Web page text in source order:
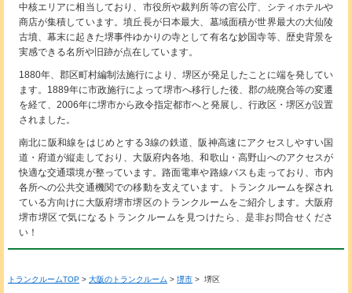
中核エリアに相当しており、市役所や裁判所等の官公庁、シティホテルや
商店が集積しています。墳丘長が日本最大、墓域面積が世界最大の大仙陵
古墳、幕末に起きた堺事件ゆかりの寺として有名な妙国寺等、歴史背景を
実感できる名所や旧跡が点在しています。
1880年、郡区町村編制法施行により、堺区が発足したことに端を発してい
ます。1889年に市政施行によって堺市へ移行した後、郡の統廃合等の変遷
を経て、2006年に堺市から政令指定都市へと発展し、行政区・堺区が設置
されました。
南北に阪和線をはじめとする3線の鉄道、阪神高速にアクセスしやすい国
道・府道が縦走しており、大阪府内各地、和歌山・高野山へのアクセスが
快適な交通環境が整っています。路面電車や路線バスも走っており、市内
各所への公共交通機関での移動を支えています。トランクルームを探され
ている方向けに大阪府堺市堺区のトランクルームをご紹介します。大阪府
堺市堺区で気になるトランクルームを見つけたら、是非お問合せくださ
い！
トランクルームTOP > 大阪のトランクルーム > 堺市 > 堺区